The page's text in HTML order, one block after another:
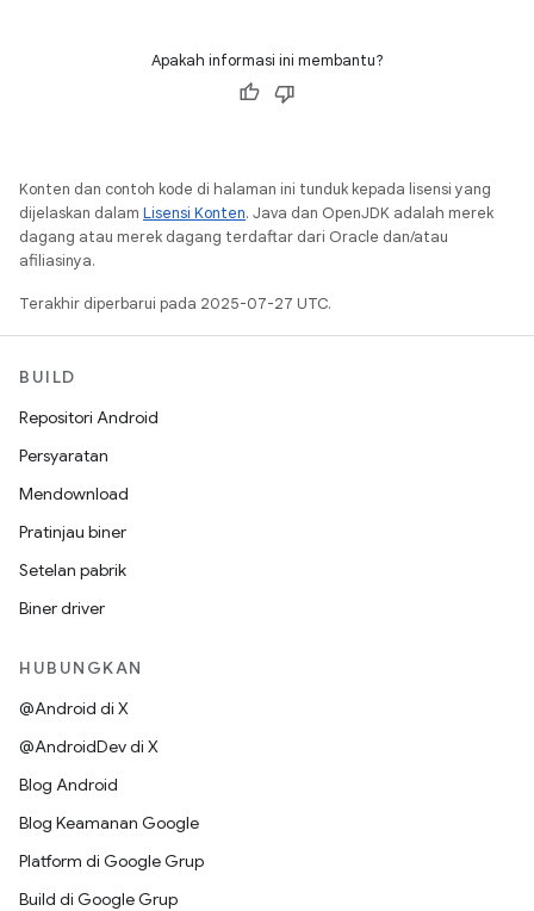
Apakah informasi ini membantu?
Konten dan contoh kode di halaman ini tunduk kepada lisensi yang
dijelaskan dalam Lisensi Konten. Java dan OpenJDK adalah merek
dagang atau merek dagang terdaftar dari Oracle dan/atau
afiliasinya.
Terakhir diperbarui pada 2025-07-27 UTC.
BUILD
Repositori Android
Persyaratan
Mendownload
Pratinjau biner
Setelan pabrik
Biner driver
HUBUNGKAN
@Android di X
@AndroidDev di X
Blog Android
Blog Keamanan Google
Platform di Google Grup
Build di Google Grup